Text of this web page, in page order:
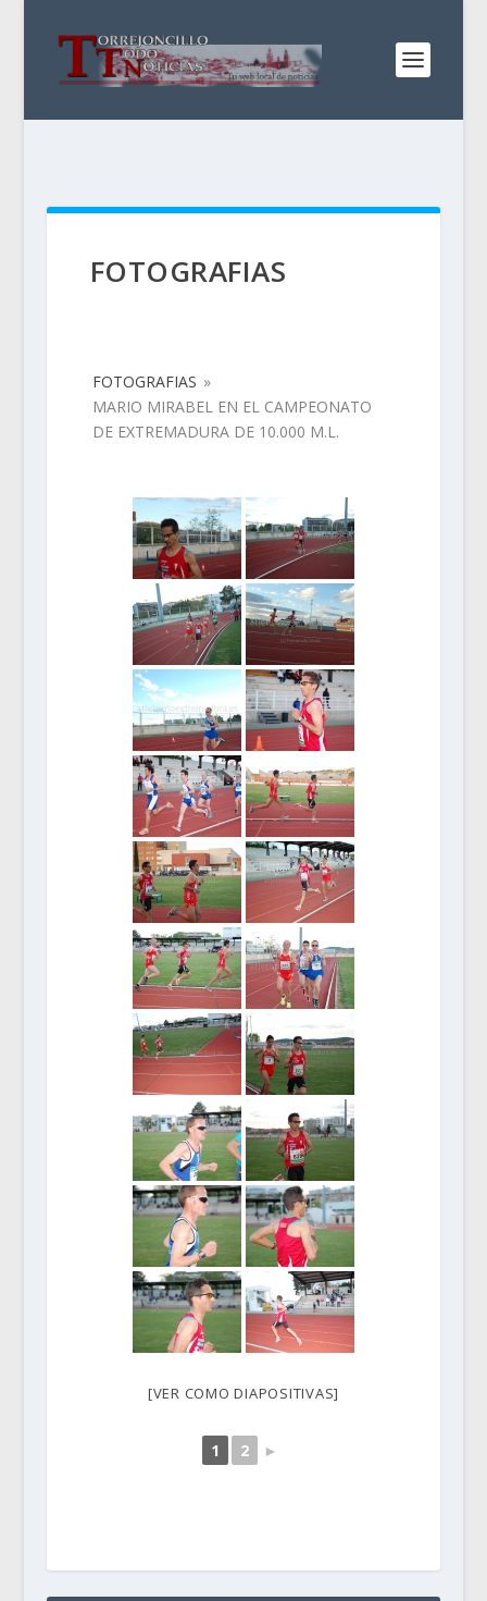
FOTOGRAFIAS
FOTOGRAFIAS »
MARIO MIRABEL EN EL CAMPEONATO
DE EXTREMADURA DE 10.000 M.L.
[VER COMO DIAPOSITIVAS]
1 2 ►